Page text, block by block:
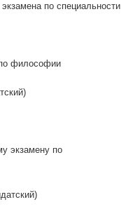
по специальности
философии
экзамену по